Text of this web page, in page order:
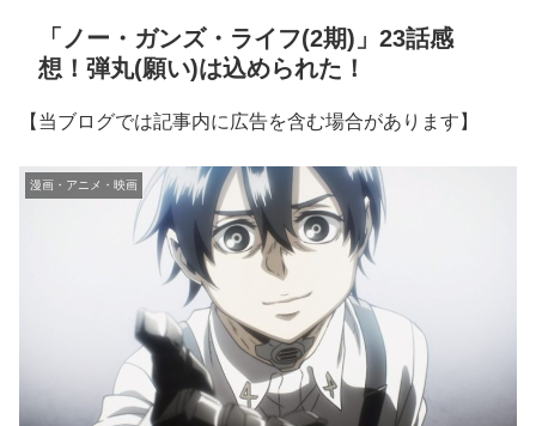
「ノー・ガンズ・ライフ(2期)」23話感
想！弾丸(願い)は込められた！
【当ブログでは記事内に広告を含む場合があります】
漫画・アニメ・映画